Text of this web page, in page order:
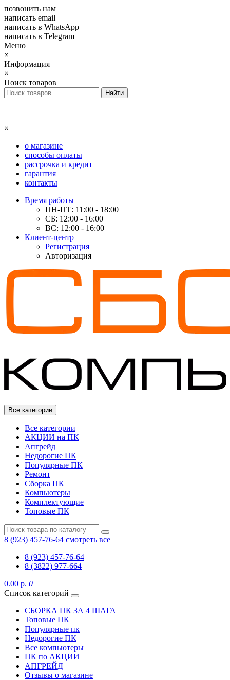
позвонить нам
написать email
написать в WhatsApp
написать в Telegram
Меню
×
Информация
×
Поиск товаров
×
о магазине
способы оплаты
рассрочка и кредит
гарантия
контакты
Время работы
ПН-ПТ: 11:00 - 18:00
СБ: 12:00 - 16:00
ВС: 12:00 - 16:00
Клиент-центр
Регистрация
Авторизация
Все категории
Все категории
АКЦИИ на ПК
Апгрейд
Недорогие ПК
Популярные ПК
Ремонт
Сборка ПК
Компьютеры
Комплектующие
Топовые ПК
8 (923) 457-76-64 смотреть все
8 (923) 457-76-64
8 (3822) 977-664
0.00 р. 0
Список категорий
СБОРКА ПК ЗА 4 ШАГА
Топовые ПК
Популярные пк
Недорогие ПК
Все компьютеры
ПК по АКЦИИ
АПГРЕЙД
Отзывы о магазине